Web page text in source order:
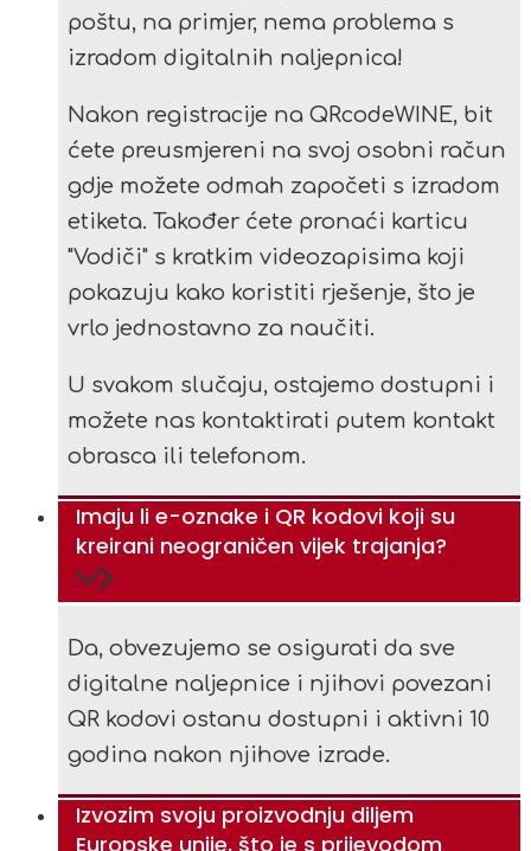
poštu, na primjer, nema problema s
izradom digitalnih naljepnica!
Nakon registracije na QRcodeWINE, bit
ćete preusmjereni na svoj osobni račun
gdje možete odmah započeti s izradom
etiketa. Također ćete pronaći karticu
"Vodiči" s kratkim videozapisima koji
pokazuju kako koristiti rješenje, što je
vrlo jednostavno za naučiti.
U svakom slučaju, ostajemo dostupni i
možete nas kontaktirati putem kontakt
obrasca ili telefonom.
Imaju li e-oznake i QR kodovi koji su
kreirani neograničen vijek trajanja?
Da, obvezujemo se osigurati da sve
digitalne naljepnice i njihovi povezani
QR kodovi ostanu dostupni i aktivni 10
godina nakon njihove izrade.
Izvozim svoju proizvodnju diljem
Europske unije, što je s prijevodom